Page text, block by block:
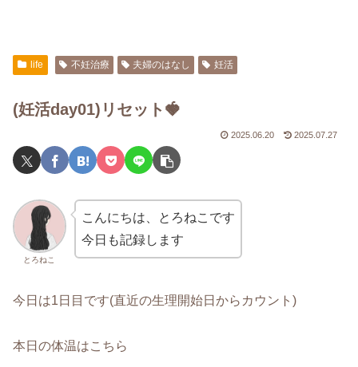
life 不妊治療 夫婦のはなし 妊活
(妊活day01)リセット🍓
2025.06.20 2025.07.27
とろねこ
こんにちは、とろねこです
今日も記録します
今日は1日目です(直近の生理開始日からカウント)
本日の体温はこちら